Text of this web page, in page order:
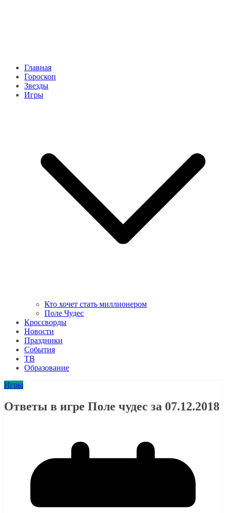
Главная
Гороскоп
Звезды
Игры
Кто хочет стать миллионером
Поле Чудес
Кроссворды
Новости
Праздники
События
ТВ
Образование
Игры
Ответы в игре Поле чудес за 07.12.2018